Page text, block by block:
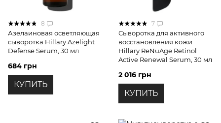
8
Азелаиновая осветляющая
сыворотка Hillary Azelight
Defense Serum, 30 мл
684 грн
КУПИТЬ
7
Сыворотка для активного
восстановления кожи
Hillary ReNuAge Retinol
Active Renewal Serum, 30 мл
2 016 грн
КУПИТЬ